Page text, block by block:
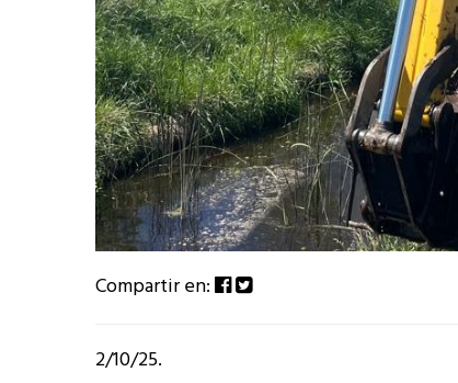
Compartir en:
2/10/25.